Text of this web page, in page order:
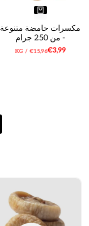
مكسرات حامضة متنوعة
- من 250 جرام
سعر
€3,99سعر
€15,96
/ لكل
KG